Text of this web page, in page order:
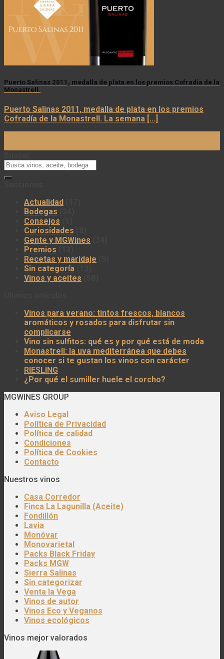
Puerto Salinas 2011, medalla de plata en los premios Cofradía de la
Monastrell.
Puerto Salinas 2011, medalla de plata en los premios
Cofradía de la Monastrell. La semana [...]
Actualidad
Bodegas
Consejos
Curiosidades
Gente y MGWines
Premios
Recetas y maridaje
Sin categoría
Vinos y aceites
Vinos para verano: tintos frescos, blancos
aromáticos y rosados para disfrutar sin
complicarse
Vino sin sulfitos: qué es y por qué está de moda
Monastrell: la uva mediterránea que debes
conocer si te gustan los vinos con carácter
RIESLING
¿Por qué el sumiller huele el corcho?
MGWINES GROUP
Aviso Legal
Política de Privacidad
Política de calidad
Condiciones
Política de Cookies
Contacto
Nuestros vinos
Casa Corredor
Finca La Lagunilla (Aceite)
Fondillón
Lavia
Monóvar
Monovarietal
Packs Black Friday
Packs MGW
Sierra Salinas
Sin categorizar
Venta la Vega
Vinos de autor
Vinos Eco y Veganos
Vinos ecológicos
Vinos mejor valorados